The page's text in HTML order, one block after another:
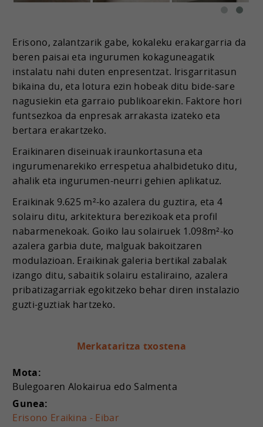
Erisono, zalantzarik gabe, kokaleku erakargarria da
beren paisai eta ingurumen kokaguneagatik
instalatu nahi duten enpresentzat. Irisgarritasun
bikaina du, eta lotura ezin hobeak ditu bide-sare
nagusiekin eta garraio publikoarekin. Faktore hori
funtsezkoa da enpresak arrakasta izateko eta
bertara erakartzeko.
Eraikinaren diseinuak iraunkortasuna eta
ingurumenarekiko errespetua ahalbidetuko ditu,
ahalik eta ingurumen-neurri gehien aplikatuz.
Eraikinak 9.625 m²-ko azalera du guztira, eta 4
solairu ditu, arkitektura berezikoak eta profil
nabarmenekoak. Goiko lau solairuek 1.098m²-ko
azalera garbia dute, malguak bakoitzaren
modulazioan. Eraikinak galeria bertikal zabalak
izango ditu, sabaitik solairu estaliraino, azalera
pribatizagarriak egokitzeko behar diren instalazio
guzti-guztiak hartzeko.
Merkataritza txostena
Mota:
Bulegoaren Alokairua edo Salmenta
Gunea:
Erisono Eraikina - Eibar